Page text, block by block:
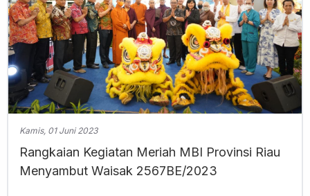
Kamis, 01 Juni 2023
Rangkaian Kegiatan Meriah MBI Provinsi Riau
Menyambut Waisak 2567BE/2023